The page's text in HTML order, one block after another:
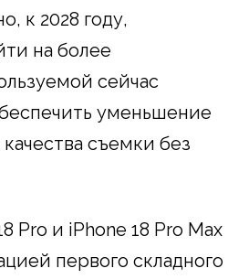
к 2028 году,
на более
сейчас
уменьшение
съемки без
Pro и iPhone 18 Pro Max
первого складного